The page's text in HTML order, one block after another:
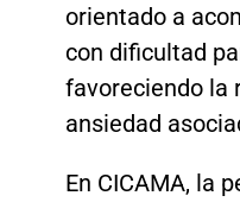
orientado a
con dificultad
favoreciendo la
ansiedad
En CICAMA, la